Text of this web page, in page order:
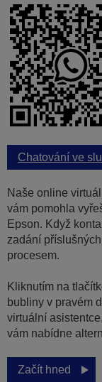
Chatování ve
Naše online
vám pomohla
Epson. Když
zadání
procesem.
Kliknutím na
bubliny v pravém
virtuální
vám nabídne
Začít hned